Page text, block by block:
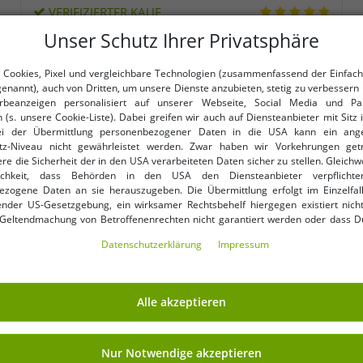
VERIFIZIERTER KAUF
WEITERE REDUZIERTE ARTIKEL
-92%
Nachhaltiger
Unser Schutz Ihrer Privatsphäre
Pixel und vergleichbare Technologien (zusammenfassend der
auch von Dritten, um unsere Dienste anzubieten, stetig zu verbessern
personalisiert auf unserer Webseite, Social Media und
(s. unsere Cookie-Liste). Dabei greifen wir auch auf Diensteanbieter mit Sitz
der Übermittlung personenbezogener Daten in die USA kann ein
Niveau nicht gewährleistet werden. Zwar haben wir Vorkehrungen
die Sicherheit der in den USA verarbeiteten Daten sicher zu stellen.
dass Behörden in den USA den Diensteanbieter
Daten an sie herauszugeben. Die Übermittlung erfolgt im
US-Gesetzgebung, ein wirksamer Rechtsbehelf hiergegen existiert
von Betroffenenrechten nicht garantiert werden oder dass
in die USA für einverstanden (s.a. unsere Datenschutzerklärung). Du hast
erklären oder unter „Weitere Einstellungen“ an Deine Wünsche
kannst Du jederzeit über „Datenschutz-Einstellungen“ am Ende jeder
die Zukunft widerrufen oder ändern.
Daten­schutz­erklärung Impressum
Alle akzeptieren
Nur Notwendige akzeptieren